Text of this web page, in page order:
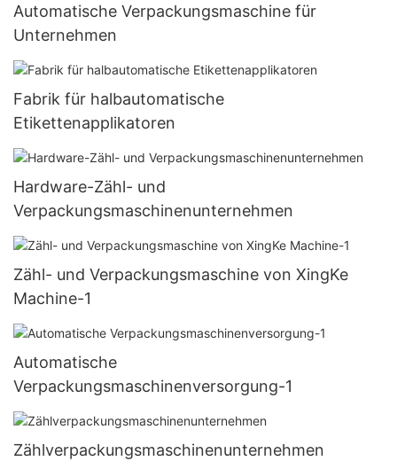
Automatische Verpackungsmaschine für
Unternehmen
Fabrik für halbautomatische
Etikettenapplikatoren
Hardware-Zähl- und
Verpackungsmaschinenunternehmen
Zähl- und Verpackungsmaschine von XingKe
Machine-1
Automatische
Verpackungsmaschinenversorgung-1
Zählverpackungsmaschinenunternehmen